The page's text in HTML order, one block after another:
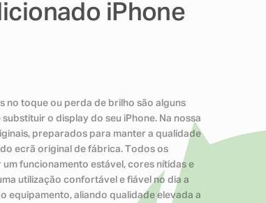
iPhone
no toque ou perda de brilho são alguns
o display do seu iPhone. Na nossa
preparados para manter a qualidade
ecrã original de fábrica. Todos os
funcionamento estável, cores nítidas e
utilização confortável e fiável no dia a
equipamento, aliando qualidade elevada a